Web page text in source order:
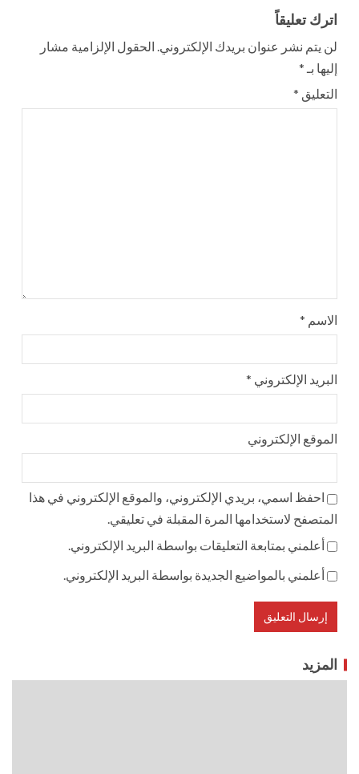
اترك تعليقاً
لن يتم نشر عنوان بريدك الإلكتروني. الحقول الإلزامية مشار
إليها بـ *
التعليق *
الاسم *
البريد الإلكتروني *
الموقع الإلكتروني
احفظ اسمي، بريدي الإلكتروني، والموقع الإلكتروني في هذا
المتصفح لاستخدامها المرة المقبلة في تعليقي.
أعلمني بمتابعة التعليقات بواسطة البريد الإلكتروني.
أعلمني بالمواضيع الجديدة بواسطة البريد الإلكتروني.
المزيد